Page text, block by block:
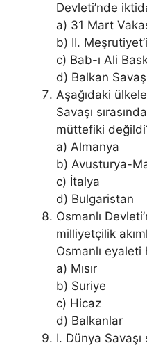
Devleti’nde
a) 31 Mart
b) II.
c) Bab-ı Ali
d) Balkan
Aşağıdaki
Savaşı
müttefiki
a) Almanya
b) Avusturya-
c) İtalya
d) Bulgaristan
Osmanlı
milliyetçilik
Osmanlı eyaleti
a) Mısır
b) Suriye
c) Hicaz
d) Balkanlar
I. Dünya Savaşı